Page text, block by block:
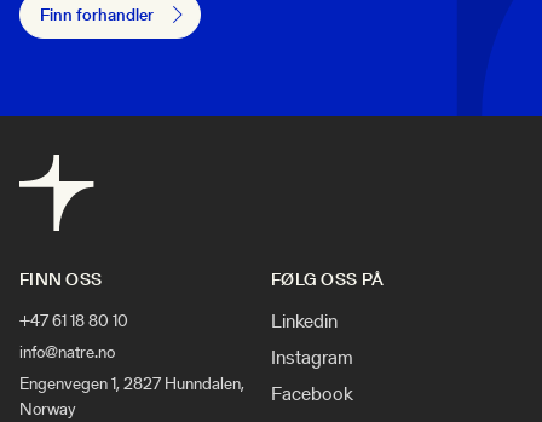
Finn forhandler
FINN OSS
+47 61 18 80 10
info@natre.no
Engenvegen 1, 2827 Hunndalen,
Norway
FØLG OSS PÅ
Linkedin
Instagram
Facebook